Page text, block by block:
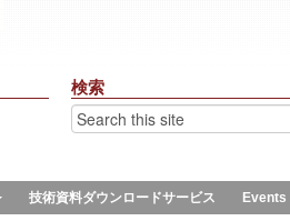
検索
技術資料ダウンロードサービス Events